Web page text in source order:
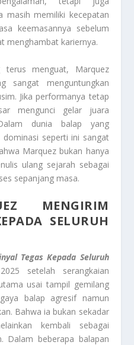
masih memiliki kecepatan
keemasannya sebelum
menghambat kariernya.
terus menguat, Marquez
sangat menguntungkan
Jika performanya tetap
mengunci gelar juara
dunia balap yang
seperti ini sangat
Marquez bukan hanya
ulang sejarah sebagai
sepanjang masa.
MENGIRIM
SELURUH
Tegas Kepada Seluruh
setelah serangkaian
usai tampil gemilang
balap agresif namun
Bahwa ia bukan sekadar
kembali sebagai
Dalam beberapa balapan